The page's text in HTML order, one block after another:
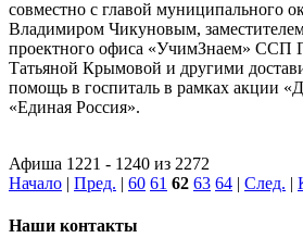
совместно с главой муниципального
Владимиром Чикуновым,
проектного офиса «УчимЗнаем»
Татьяной Крымовой и другими
помощь в госпиталь в рамках акции
«Единая Россия».
Афиша 1221 - 1240 из 2272
Начало | Пред. | 60 61 62 63 64 | След. |
Наши контакты